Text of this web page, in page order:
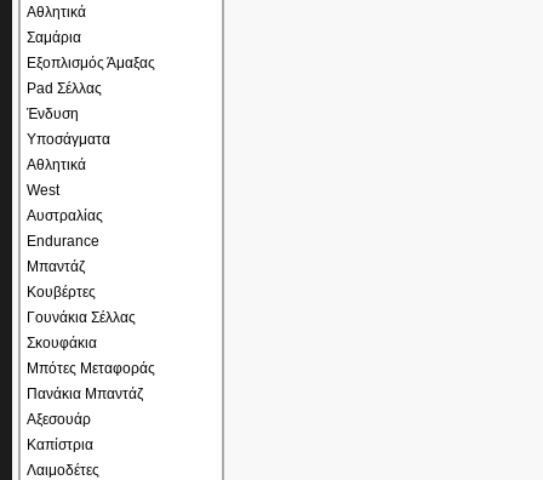
Αθλητικά
Σαμάρια
Εξοπλισμός Άμαξας
Pad Σέλλας
Ένδυση
Υποσάγματα
Αθλητικά
West
Αυστραλίας
Endurance
Μπαντάζ
Κουβέρτες
Γουνάκια Σέλλας
Σκουφάκια
Μπότες Μεταφοράς
Πανάκια Μπαντάζ
Αξεσουάρ
Καπίστρια
Λαιμοδέτες